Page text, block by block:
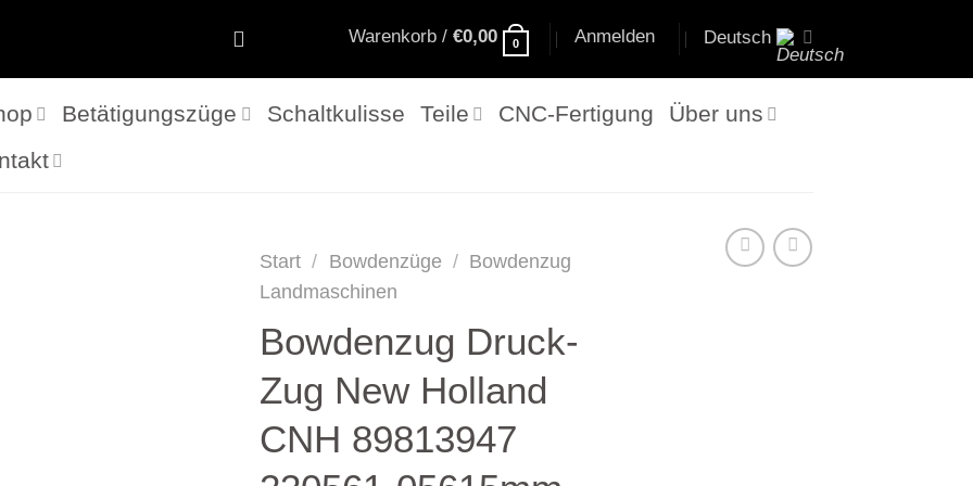
Warenkorb /€0,00 0 Anmelden Deutsch
Betätigungszüge Schaltkulisse Teile CNC-Fertigung
Über uns
Start / Bowdenzüge / Bowdenzug
Landmaschinen
Bowdenzug Druck-
Zug New Holland
CNH 89813947